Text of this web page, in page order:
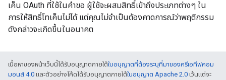
เค็น OAuth ที่ใช้ในคำขอ ผู้ใช้จะผสมสิทธิ์เข้าถึงประเภทต่างๆ ใน
การให้สิทธิ์โทเค็นไม่ได้ แต่คุณไม่จำเป็นต้องคาดการณ์ว่าพฤติกรรม
ดังกล่าวจะเกิดขึ้นในอนาคต
เนื้อหาของหน้าเว็บนี้ได้รับอนุญาตภายใต้ใบอนุญาตที่ต้องระบุที่มาของครีเอทีฟคอม
มอนส์ 4.0 และตัวอย่างโค้ดได้รับอนุญาตภายใต้ใบอนุญาต Apache 2.0 เว้นแต่จะ